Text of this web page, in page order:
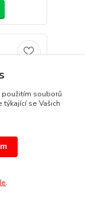
použitím souborů
se Vašich
.